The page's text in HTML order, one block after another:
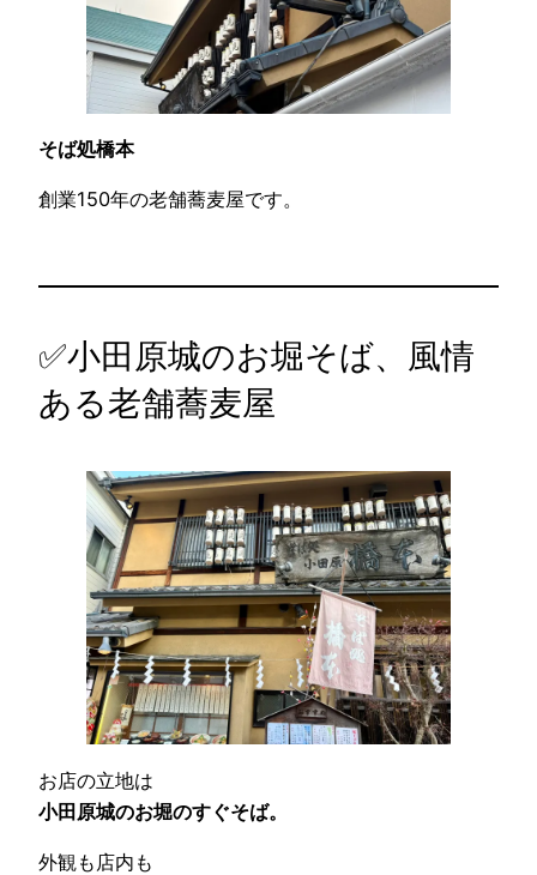
そば処橋本
創業150年の老舗蕎麦屋です。
✅小田原城のお堀そば、風情
ある老舗蕎麦屋
お店の立地は
小田原城のお堀のすぐそば。
外観も店内も